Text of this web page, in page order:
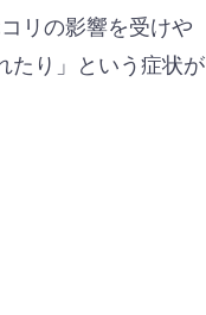
リの影響を受けや
たり」という症状が